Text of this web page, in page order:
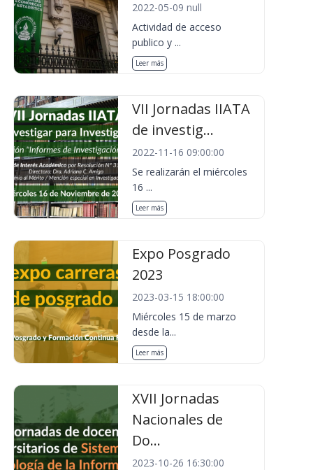
2022-05-09 null
Actividad de acceso
publico y ...
Leer más
VII Jornadas IIATA
de investig...
2022-11-16 09:00:00
Se realizarán el miércoles
16 ...
Leer más
Expo Posgrado
2023
2023-03-15 18:00:00
Miércoles 15 de marzo
desde la...
Leer más
XVII Jornadas
Nacionales de
Do...
2023-10-26 16:30:00